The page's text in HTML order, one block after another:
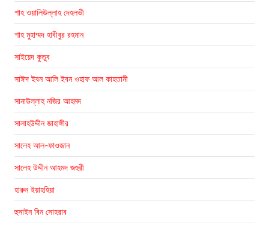
শাহ ওয়ালিউল্লাহ দেহলভী
শাহ মুহাম্মদ হাবীবুর রহমান
সাইয়েদ কুতুব
সাঈদ ইবন আলি ইবন ওহাফ আল কাহতানী
সানাউল্লাহ নজির আহমদ
সালাহউদ্দীন জাহাঙ্গীর
সালেহ আল-ফাওজান
সালেহ উদ্দীন আহমদ জহুরী
হারুন ইয়াহহিয়া
হুসাইন বিন সোহরাব